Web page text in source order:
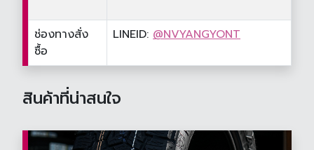
ช่องทางสั่ง
ซื้อ
LINEID: @NVYANGYONT
สินค้าที่น่าสนใจ